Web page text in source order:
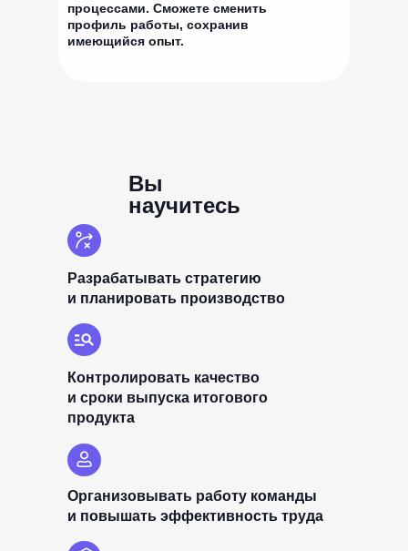
процессами. Сможете сменить
профиль работы, сохранив
имеющийся опыт.
Разрабатывать стратегию
и планировать производство
Контролировать качество
и сроки выпуска итогового
продукта
Организовывать работу команды
и повышать эффективность труда
Вы
научитесь